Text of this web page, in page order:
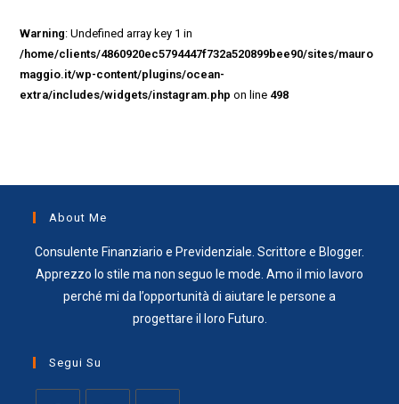
Warning: Undefined array key 1 in
/home/clients/4860920ec5794447f732a520899bee90/sites/mauro
maggio.it/wp-content/plugins/ocean-
extra/includes/widgets/instagram.php on line 498
About Me
Consulente Finanziario e Previdenziale. Scrittore e Blogger.
Apprezzo lo stile ma non seguo le mode. Amo il mio lavoro
perché mi da l’opportunità di aiutare le persone a
progettare il loro Futuro.
Segui Su